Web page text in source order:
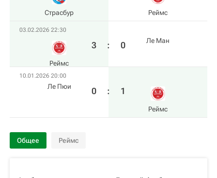
Страсбур Реймс
03.02.2026 22:30
Реймс
3 : 0 Ле Ман
10.01.2026 20:00
Ле Пюи 0 : 1
Реймс
Общее Реймс